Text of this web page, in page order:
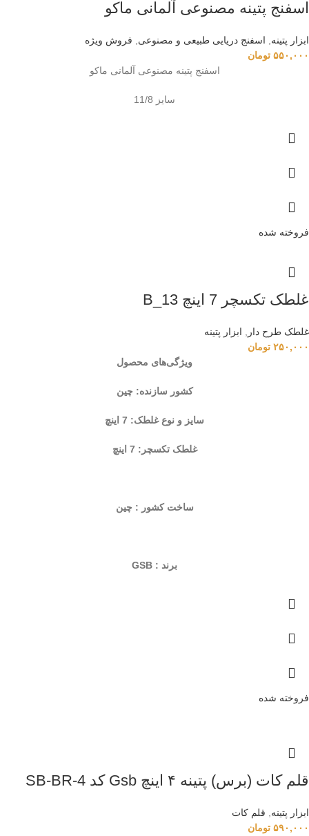
اسفنج پتینه مصنوعی آلمانی ماکو
ابزار پتینه اسفنج دریایی طبیعی و مصنوعی
فروش ویژه
۵۵۰,۰۰۰ تومان
اسفنج پتینه مصنوعی آلمانی ماکو
سایز 11/8
فروخته شده
غلطک تکسچر 7 اینچ B_13
غلطک طرح دار
ابزار پتینه
۲۵۰,۰۰۰ تومان
ویژگی‌های محصول
کشور سازنده: چین
سایز و نوع غلطک: 7 اینچ
غلطک تکسچر: 7 اینچ
ساخت کشور : چین
برند : GSB
فروخته شده
قلم کات (برس) پتینه ۴ اینچ Gsb کد SB-BR-4
ابزار پتینه
قلم کات
۵۹۰,۰۰۰ تومان